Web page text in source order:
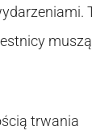
trwania